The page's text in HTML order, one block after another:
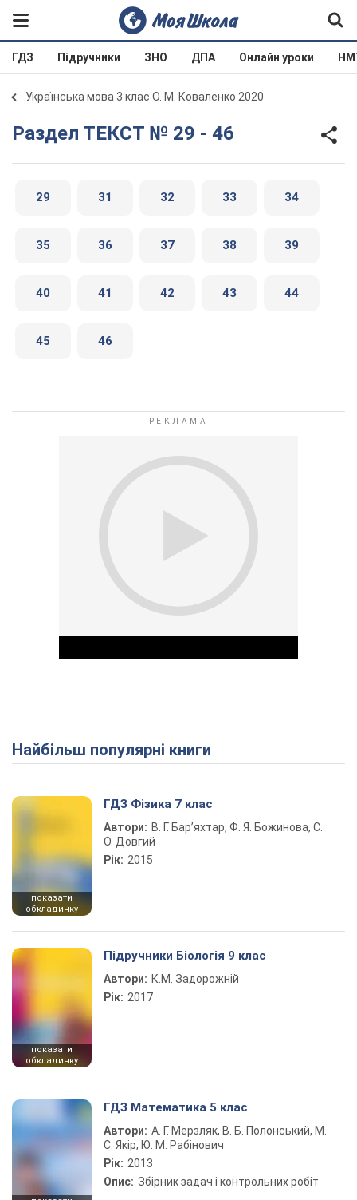
ГДЗ Підручники ЗНО ДПА Онлайн уроки
Українська мова 3 клас О. М. Коваленко 2020
Раздел ТЕКСТ № 29 - 46
29 31 32 33 34
35 36 37 38 39
40 41 42 43 44
45 46
Play Video
Найбільш популярні книги
показати
обкладинку
ГДЗ Фізика 7 клас
Автори: В. Г. Бар’яхтар, Ф. Я. Божинова, С.
О. Довгий
Рік: 2015
показати
обкладинку
Підручники Біологія 9 клас
Автори: К.М. Задорожній
Рік: 2017
ГДЗ Математика 5 клас
Автори: А. Г. Мерзляк, В. Б. Полонський, М.
С. Якір, Ю. М. Рабінович
Рік: 2013
Опис: Збірник задач і контрольних робіт